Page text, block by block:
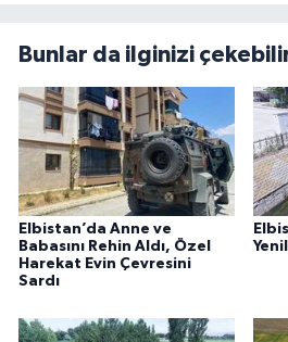
Bunlar da ilginizi
Elbistan’da Anne ve
Babasını Rehin Aldı, Özel
Harekat Evin Çevresini
Sardı